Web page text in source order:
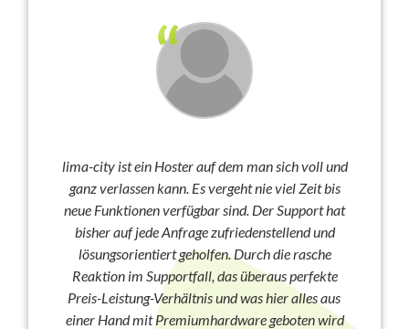
lima-city ist ein Hoster auf dem man sich voll und
ganz verlassen kann. Es vergeht nie viel Zeit bis
neue Funktionen verfügbar sind. Der Support hat
bisher auf jede Anfrage zufriedenstellend und
lösungsorientiert geholfen. Durch die rasche
Reaktion im Supportfall, das überaus perfekte
Preis-Leistung-Verhältnis und was hier alles aus
einer Hand mit Premiumhardware geboten wird